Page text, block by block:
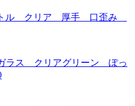
トル クリア 厚手 口歪み
ラス クリアグリーン ぽっ